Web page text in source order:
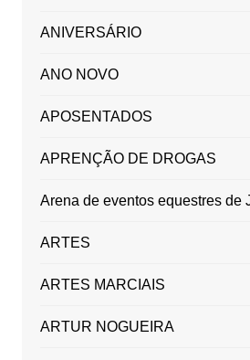
ANIVERSÁRIO
ANO NOVO
APOSENTADOS
APRENÇÃO DE DROGAS
Arena de eventos equestres de
ARTES
ARTES MARCIAIS
ARTUR NOGUEIRA